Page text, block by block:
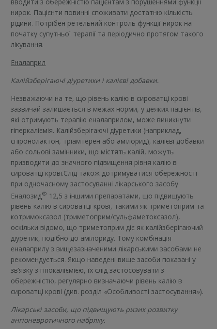
нирок. Пацієнти повинні споживати достатню кількість
рідини. Потрібен ретельний контроль функції нирок на
початку супутньої терапії та періодично протягом такого
лікування.
Еналаприл
Калійзберігаючі діуретики і калієві добавки.
Незважаючи на те, що рівень калію в сироватці крові
зазвичай залишається в межах норми, у деяких пацієнтів,
які отримують терапію еналаприлом, може виникнути
гіперкаліємія. Калійзберігаючі діуретики (наприклад,
спіронолактон, тріамтерен або амілорид), калієві добавки
або сольові замінники, що містять калій, можуть
призводити до значного підвищення рівня калію в
сироватці крові.Слід також дотримуватися обережності
при одночасному застосуванні лікарського засобу
Еналозид® 12,5 з іншими препаратами, що підвищують
рівень калію в сироватці крові, такими як триметоприм та
котримоксазол (триметоприм/сульфаметоксазол),
оскільки відомо, що триметоприм діє як калійзберігаючий
діуретик, подібно до амілориду. Тому комбінація
еналаприлу з вищезазначеними лікарськими засобами не
рекомендується. Якщо наведені вище засоби показані у
зв’язку з гіпокаліємією, їх слід застосовувати з
обережністю, регулярно визначаючи рівень калію в
сироватці крові (див. розділ «Особливості застосування»).
Лікарські засоби, що підвищують ризик розвитку
ангіоневротичного набряку.